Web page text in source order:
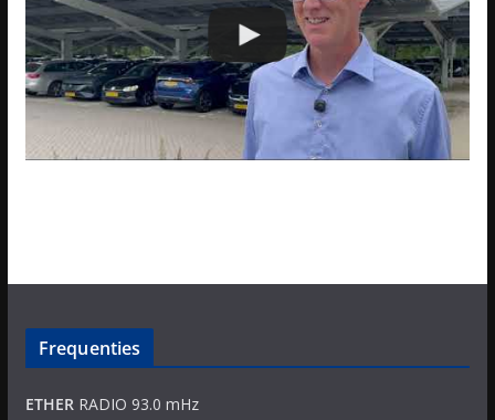
Frequenties
ETHERRADIO 93.0 mHz